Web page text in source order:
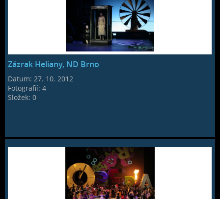
Zázrak Heliany, ND Brno
Datum: 27. 10. 2012
Fotografií:4
Složek:0